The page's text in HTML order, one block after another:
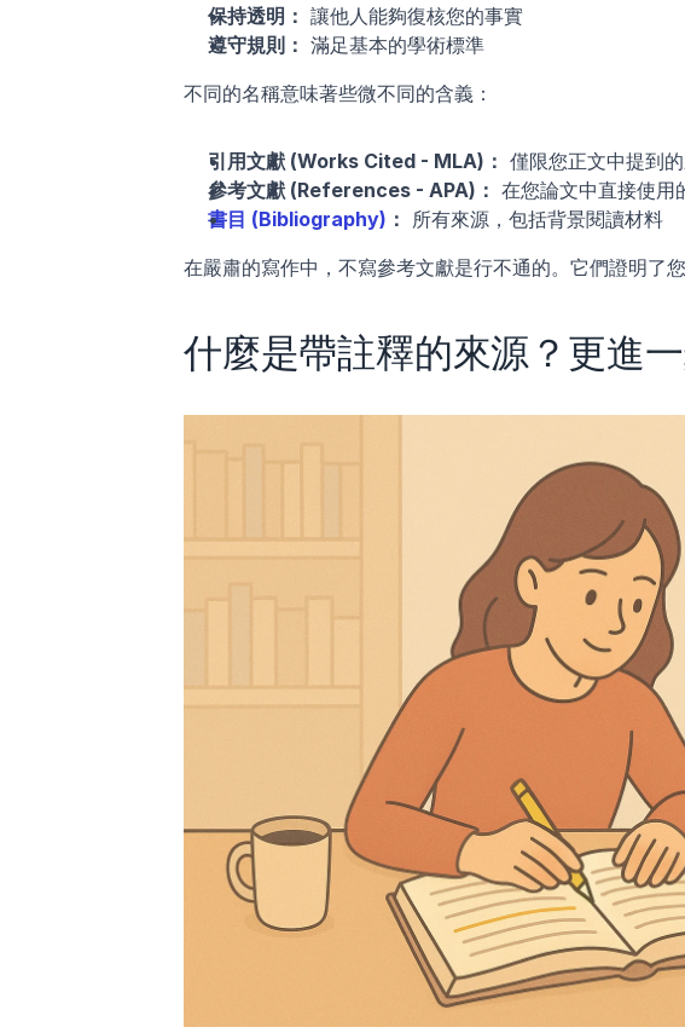
保持透明： 讓他人能夠復核您的事實
遵守規則： 滿足基本的學術標準
不同的名稱意味著些微不同的含義：
引用文獻 (Works Cited - MLA)： 僅限您正文中提到
參考文獻 (References - APA)： 在您論文中直接使用
書目 (Bibliography) ：
所有來源，包括背景閱讀材料
在嚴肅的寫作中，不寫參考文獻是行不通的。它們證明了
什麼是帶註釋的來源？更進